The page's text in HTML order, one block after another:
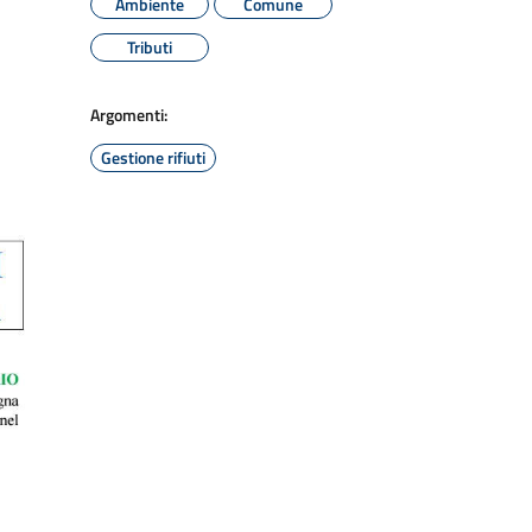
Tributi
Argomenti:
Gestione rifiuti